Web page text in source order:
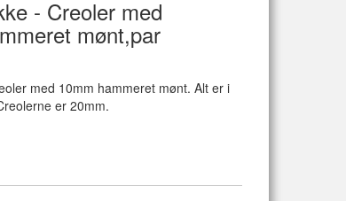
- Creoler med
mønt,par
med 10mm hammeret mønt. Alt er i
er 20mm.